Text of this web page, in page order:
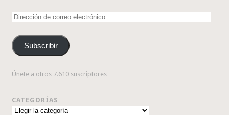
Dirección
correo
electrónico
Subscribir
Únete a otros 7.610 suscriptores
CATEGORÍAS
Categorías